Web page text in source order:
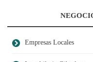
Empresas Locales